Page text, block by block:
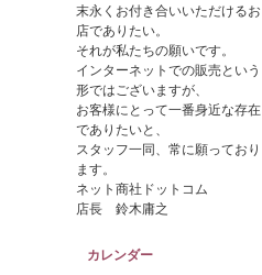
末永くお付き合いいただけるお
店でありたい。
それが私たちの願いです。
インターネットでの販売という
形ではございますが、
お客様にとって一番身近な存在
でありたいと、
スタッフ一同、常に願っており
ます。
ネット商社ドットコム
店長 鈴木庸之
カレンダー